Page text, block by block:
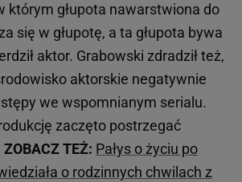
którym głupota nawarstwiona do
się w głupotę, a ta głupota bywa
aktor. Grabowski zdradził też,
aktorskie negatywnie
we wspomnianym serialu.
zaczęto postrzegać
ZOBACZ TEŻ: Pałys o życiu po
o rodzinnych chwilach z